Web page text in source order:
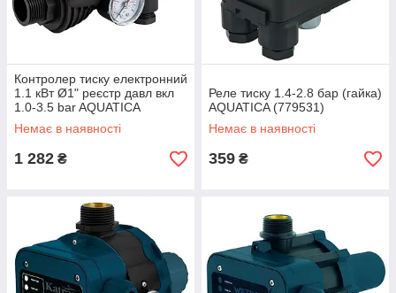
Контролер тиску електронний
1.1 кВт Ø1" реєстр давл вкл
1.0-3.5 bar AQUATICA
(779536)
Немає в наявності
1 282 ₴
Реле тиску 1.4-2.8 бар (гайка)
AQUATICA (779531)
Немає в наявності
359 ₴